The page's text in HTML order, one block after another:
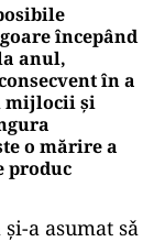
începând
anul,
în a
mijlocii și
o mărire a
produc
a asumat sǎ